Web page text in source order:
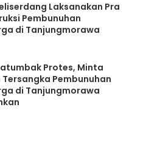
Laksanakan Pra
Pembunuhan
di Tanjungmorawa
Protes, Minta
Tersangka Pembunuhan
di Tanjungmorawa